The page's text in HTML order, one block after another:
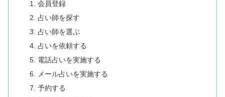
会員登録
占い師を探す
占い師を選ぶ
占いを依頼する
電話占いを実施する
メール占いを実施する
予約する